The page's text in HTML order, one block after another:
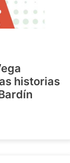
historias